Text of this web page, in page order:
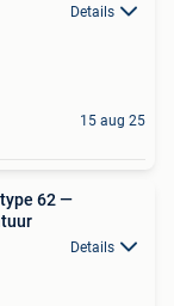
Details
15 aug 25
62 —
Details